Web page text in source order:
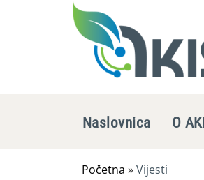
Naslovnica O
Početna »Vijesti